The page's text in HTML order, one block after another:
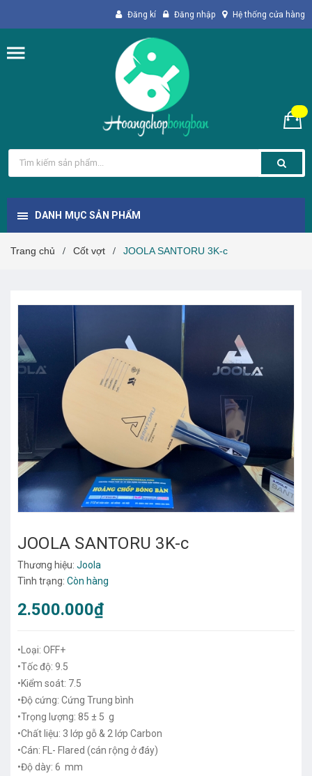
Đăng kí Đăng nhập Hệ thống cửa hàng
DANH MỤC SẢN PHẨM
Trang chủ / Cốt vợt / JOOLA SANTORU 3K-c
JOOLA SANTORU 3K-c
Thương hiệu: Joola
Tình trạng: Còn hàng
2.500.000₫
•Loại: OFF+
•Tốc độ: 9.5
•Kiểm soát: 7.5
•Độ cứng: Cứng Trung bình
•Trọng lượng: 85 ± 5 g
•Chất liệu: 3 lớp gỗ & 2 lớp Carbon
•Cán: FL- Flared (cán rộng ở đáy)
•Độ dày: 6 mm